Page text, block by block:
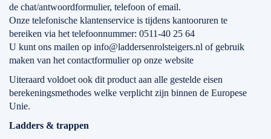
de chat/antwoordformulier, telefoon of email.
Onze telefonische klantenservice is tijdens kantooruren te
bereiken via het telefoonnummer: 0511-40 25 64
U kunt ons mailen op info@laddersenrolsteigers.nl of gebruik
maken van het contactformulier op onze website
Uiteraard voldoet ook dit product aan alle gestelde eisen
berekeningsmethodes welke verplicht zijn binnen de Europese
Unie.
Ladders & trappen